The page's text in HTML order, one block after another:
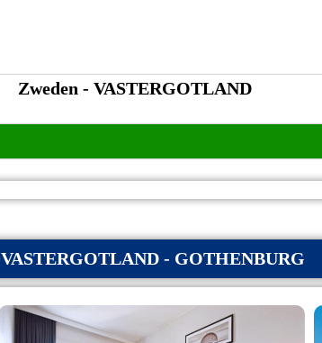
Zweden - VASTERGOTLAND
VASTERGOTLAND - GOTHENBURG